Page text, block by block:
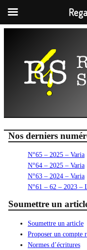
Nos derniers
N°65 – 2025 – Varia
N°64 – 2025 – Varia
N°63 – 2024 – Varia
N°61 – 62 – 2023 –
Soumettre un
Soumettre un article
Proposer un compte
Normes d’écritures